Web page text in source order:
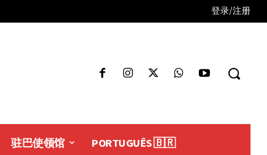
登录/注册
驻巴使领馆 PORTUGUÊS 🇧🇷